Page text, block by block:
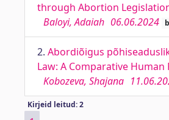
through Abortion
Baloyi, Adaiah 06.06.2024
2. Abordiõigus
Law: A Comparative
Kobozeva, Shajana
Kirjeid leitud: 2